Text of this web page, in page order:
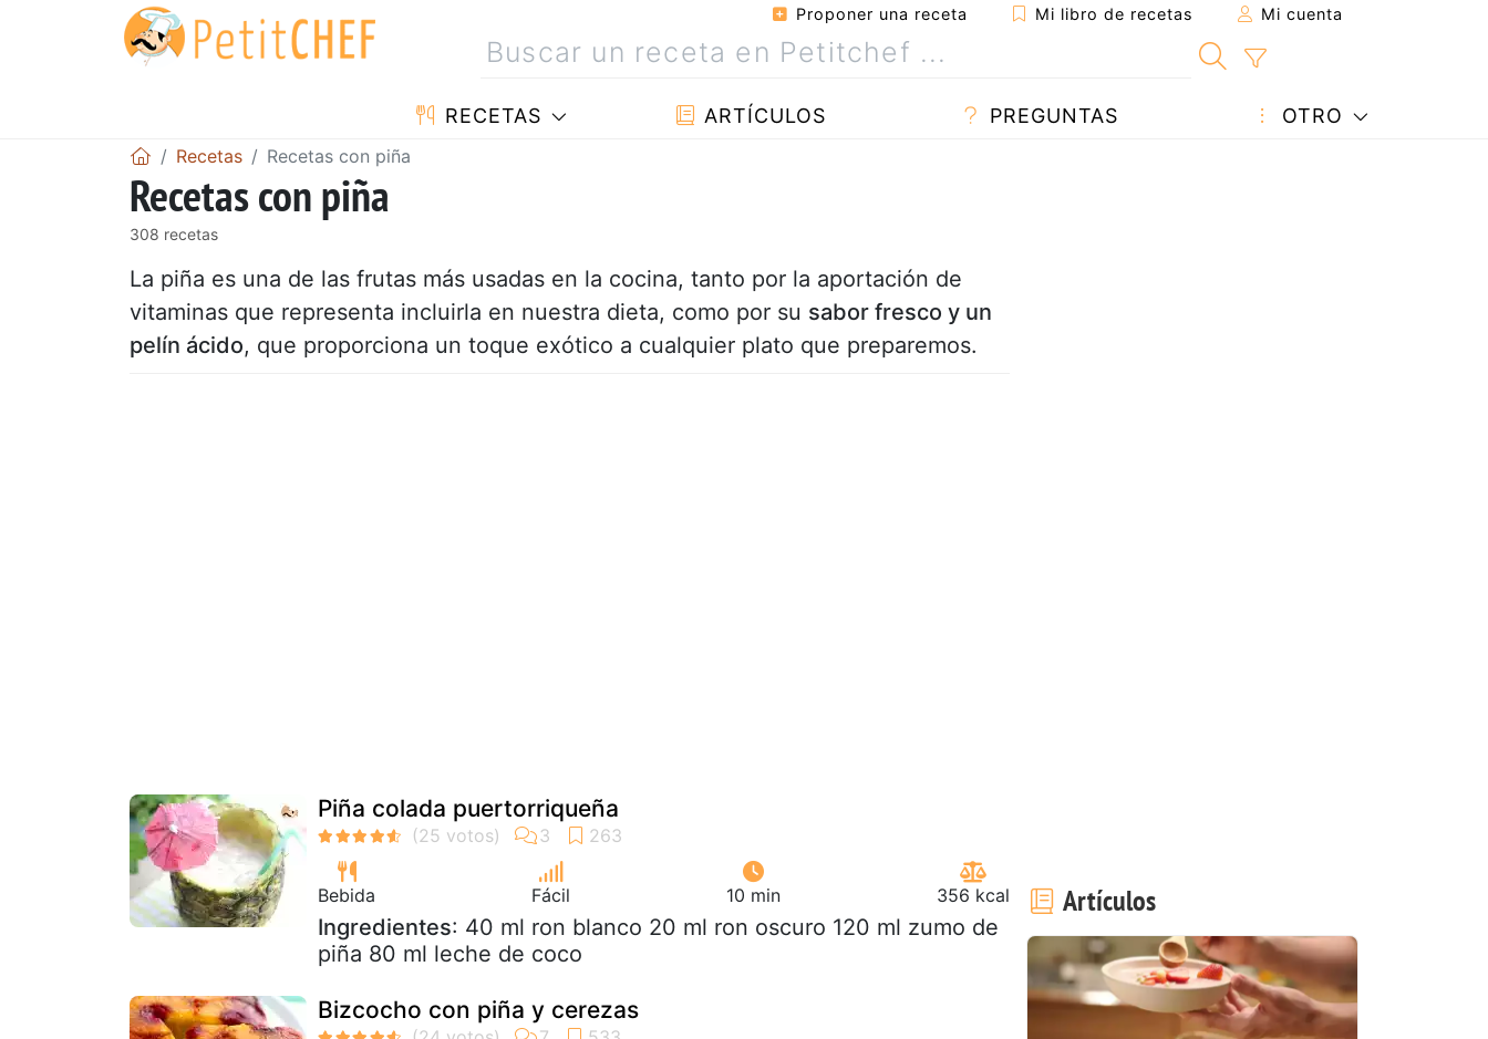
Proponer una receta Mi libro de recetas Mi cuenta
RECETAS ARTÍCULOS PREGUNTAS OTRO
Recetas Recetas con piña
Recetas con piña
308 recetas
La piña es una de las frutas más usadas en la cocina, tanto por la aportación de
vitaminas que representa incluirla en nuestra dieta, como por su sabor fresco y un
pelín ácido, que proporciona un toque exótico a cualquier plato que preparemos.
Piña colada puertorriqueña
Bebida Fácil 10 min 356 kcal
Ingredientes: 40 ml ron blanco 20 ml ron oscuro 120 ml zumo de
piña 80 ml leche de coco
Bizcocho con piña y cerezas
Artículos